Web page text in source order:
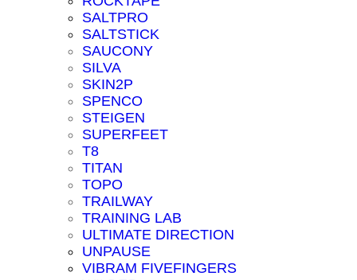
SALTPRO
SALTSTICK
SAUCONY
SILVA
SKIN2P
SPENCO
STEIGEN
SUPERFEET
T8
TITAN
TOPO
TRAILWAY
TRAINING LAB
ULTIMATE DIRECTION
UNPAUSE
VIBRAM FIVEFINGERS